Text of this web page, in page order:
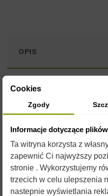
OPIS
RAMKA WIELKOPOLSKA
Ramki wykonane solidnie. Są
W naszym sklepie można
popularne rodzaje ramek,
Ramka Wielkopolska
Ramka Warszawska
Ramka Ostrowskiej
Cookies
Zgody
Informacje dotyczące
Ta witryna korzysta z
zapewnić Ci najwyższy
stronie . Wykorzystujemy
trzecich w celu ulepszenia
nastepnie wyświetlania